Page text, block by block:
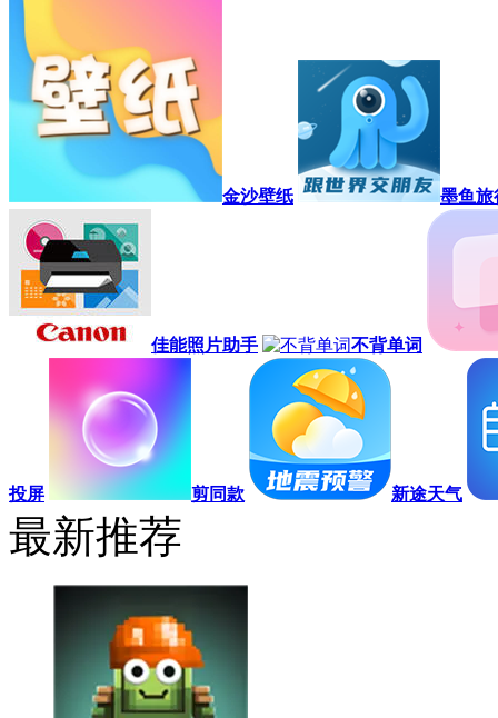
金沙壁纸 墨鱼旅
佳能照片助手 不背单词
投屏 剪同款 新途天气
最新推荐